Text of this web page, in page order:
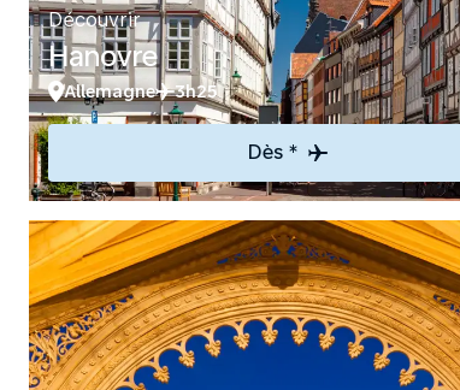
Découvrir
Hanovre
Allemagne 3h25
Dès *